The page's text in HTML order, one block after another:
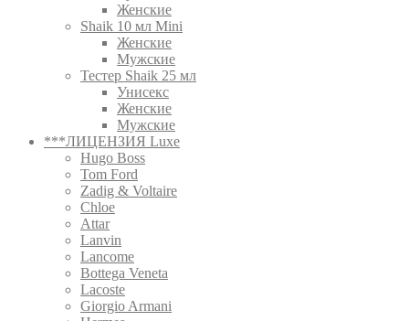
Женские
Shaik 10 мл Mini
Женские
Мужские
Тестер Shaik 25 мл
Унисекс
Женские
Мужские
***ЛИЦЕНЗИЯ Luxe
Hugo Boss
Tom Ford
Zadig & Voltaire
Chloe
Attar
Lanvin
Lancome
Bottega Veneta
Lacoste
Giorgio Armani